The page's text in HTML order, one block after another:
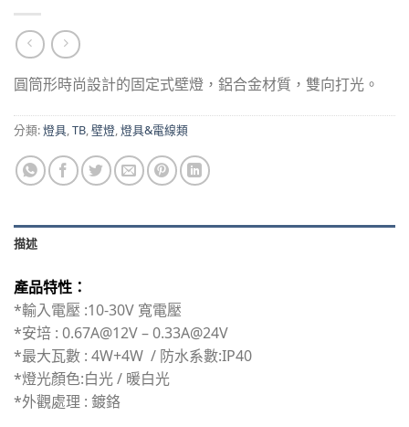
圓筒形時尚設計的固定式壁燈，鋁合金材質，雙向打光。
分類:燈具,TB,壁燈,燈具&電線類
描述
產品特性：
*輸入電壓 :10-30V 寬電壓
*安培 : 0.67A@12V – 0.33A@24V
*最大瓦數 : 4W+4W / 防水系數:IP40
*燈光顏色:白光 / 暖白光
*外觀處理 : 鍍鉻